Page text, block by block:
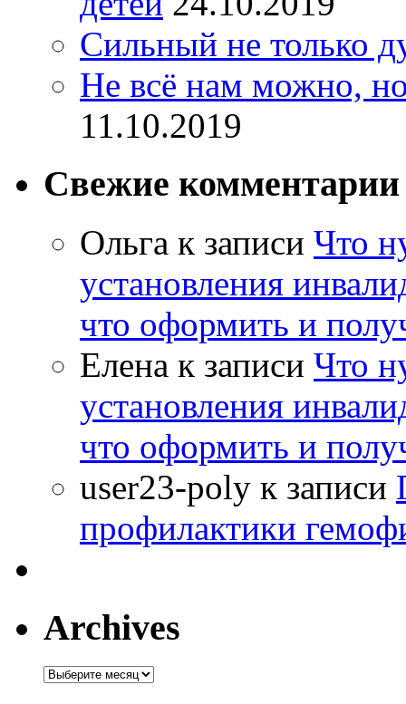
Сильный не только
Не всё нам можно,
11.10.2019
Свежие комментарии
Ольга к записи Что
установления
что оформить и
Елена к записи Что
установления
что оформить и
user23-poly к записи
профилактики
Archives
Archives